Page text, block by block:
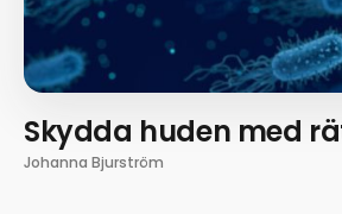
Skydda huden med
Johanna Bjurström